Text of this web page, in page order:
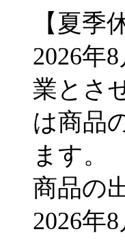
【夏季
2026年
業とさ
は商品
ます。
商品の
2026年